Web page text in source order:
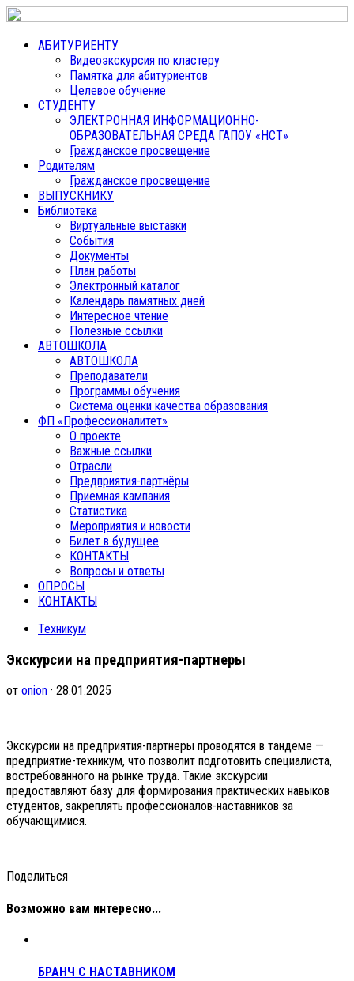
АБИТУРИЕНТУ
Видеоэкскурсия по кластеру
Памятка для абитуриентов
Целевое обучение
СТУДЕНТУ
ЭЛЕКТРОННАЯ ИНФОРМАЦИОННО-
ОБРАЗОВАТЕЛЬНАЯ СРЕДА ГАПОУ «НСТ»
Гражданское просвещение
Родителям
Гражданское просвещение
ВЫПУСКНИКУ
Библиотека
Виртуальные выставки
События
Документы
План работы
Электронный каталог
Календарь памятных дней
Интересное чтение
Полезные ссылки
АВТОШКОЛА
АВТОШКОЛА
Преподаватели
Программы обучения
Система оценки качества образования
ФП «Профессионалитет»
О проекте
Важные ссылки
Отрасли
Предприятия-партнёры
Приемная кампания
Статистика
Мероприятия и новости
Билет в будущее
КОНТАКТЫ
Вопросы и ответы
ОПРОСЫ
КОНТАКТЫ
Техникум
Экскурсии на предприятия-партнеры
от onion · 28.01.2025
Экскурсии на предприятия-партнеры проводятся в тандеме —
предприятие-техникум, что позволит подготовить специалиста,
востребованного на рынке труда. Такие экскурсии
предоставляют базу для формирования практических навыков
студентов, закреплять профессионалов-наставников за
обучающимися.
Поделиться
Возможно вам интересно...
БРАНЧ С НАСТАВНИКОМ